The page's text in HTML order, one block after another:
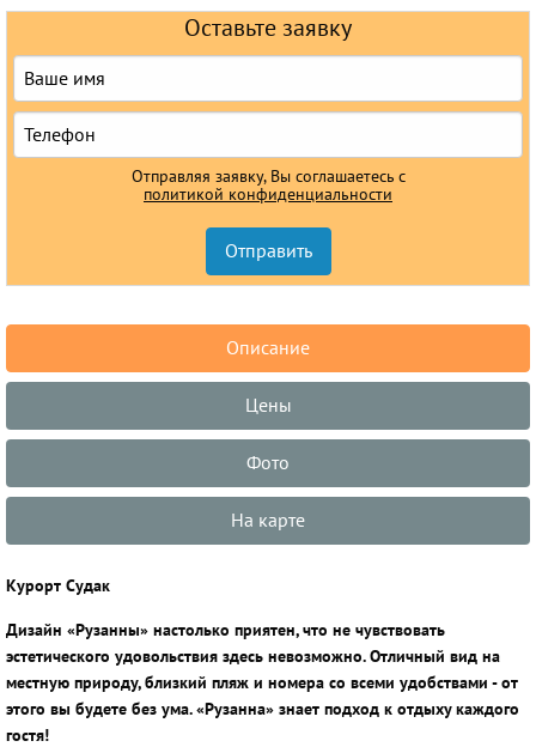
Оставьте заявку
Отправляя заявку, Вы соглашаетесь с
политикой конфиденциальности
Описание
Цены
Фото
На карте
Курорт Судак
Дизайн «Рузанны» настолько приятен, что не чувствовать
эстетического удовольствия здесь невозможно. Отличный вид на
местную природу, близкий пляж и номера со всеми удобствами - от
этого вы будете без ума. «Рузанна» знает подход к отдыху каждого
гостя!